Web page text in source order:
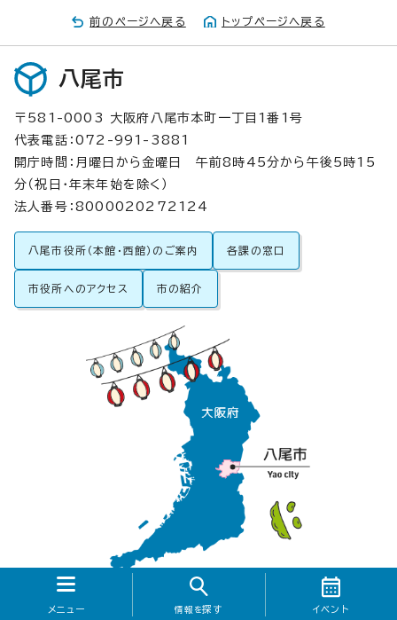
前のページへ戻る トップページへ戻る
メニュー 情報を探す イベント
八尾市
〒581-0003 大阪府八尾市本町一丁目1番1号
代表電話：072-991-3881
開庁時間：月曜日から金曜日 午前8時45分から午後5時15
分（祝日・年末年始を除く）
法人番号：8000020272124
八尾市役所（本館・西館）のご案内 各課の窓口
市役所へのアクセス 市の紹介